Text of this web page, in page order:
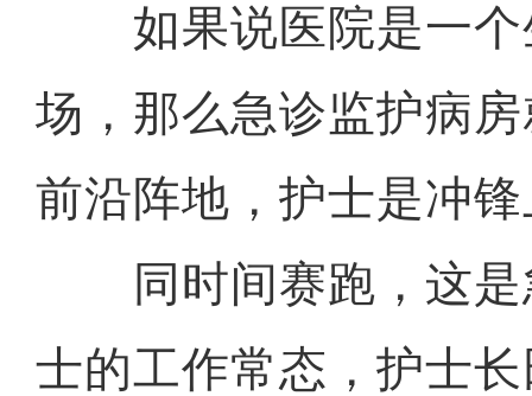
如果说医院是一个
场，那么急诊监护病
前沿阵地，护士是冲锋
同时间赛跑，这是
士的工作常态，护士